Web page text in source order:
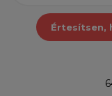
Értesítsen,